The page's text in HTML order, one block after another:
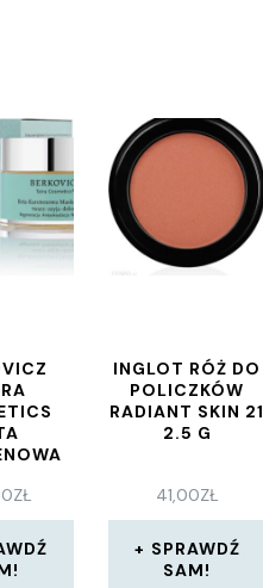
50ML
ZŁ
INGLOT RÓŻ DO
POLICZKÓW
RADIANT SKIN 21
2.5 G
41,00ZŁ
SPRAWDŹ
SAM!